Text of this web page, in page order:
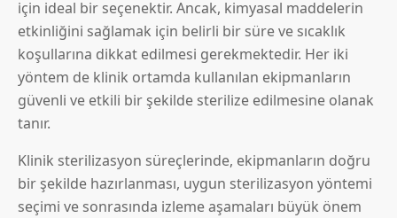
için ideal bir seçenektir. Ancak, kimyasal maddelerin
etkinliğini sağlamak için belirli bir süre ve sıcaklık
koşullarına dikkat edilmesi gerekmektedir. Her iki
yöntem de klinik ortamda kullanılan ekipmanların
güvenli ve etkili bir şekilde sterilize edilmesine olanak
tanır.
Klinik sterilizasyon süreçlerinde, ekipmanların doğru
bir şekilde hazırlanması, uygun sterilizasyon yöntemi
seçimi ve sonrasında izleme aşamaları büyük önem